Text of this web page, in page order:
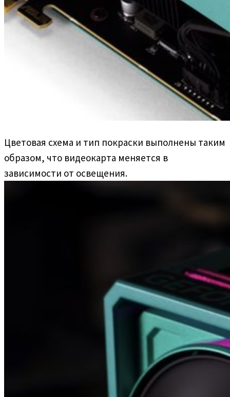
Цветовая схема и тип покраски выполнены таким
образом, что видеокарта меняется в
зависимости от освещения.